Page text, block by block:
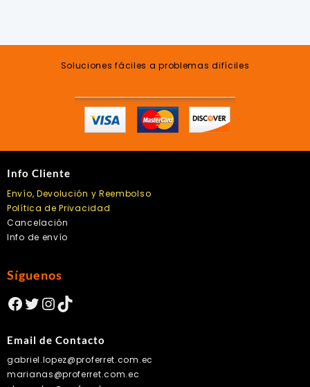
Soluciones fáciles a problemas difíciles
Info Cliente
Envío, Devolución y Reembolso
Política de Privacidad
Cancelación
Info de envío
Síguenos
Facebook
Twitter
Instagram
TikTok
Email de Contacto
gabriel.lopez@proferret.com.ec
marianas@proferret.com.ec